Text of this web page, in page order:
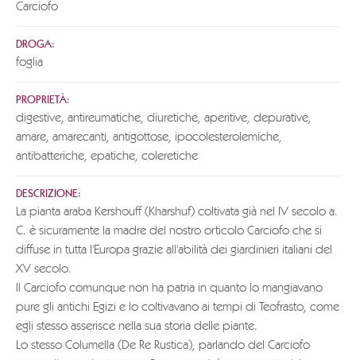
Carciofo
DROGA:
foglia
PROPRIETÀ:
digestive, antireumatiche, diuretiche, aperitive, depurative,
amare, amarecanti, antigottose, ipocolesterolemiche,
antibatteriche, epatiche, coleretiche
DESCRIZIONE:
La pianta araba Kershouff (Kharshuf) coltivata già nel IV secolo a.
C. è sicuramente la madre del nostro orticolo Carciofo che si
diffuse in tutta l'Europa grazie all'abilità dei giardinieri italiani del
XV secolo.
Il Carciofo comunque non ha patria in quanto lo mangiavano
pure gli antichi Egizi e lo coltivavano ai tempi di Teofrasto, come
egli stesso asserisce nella sua storia delle piante.
Lo stesso Columella (De Re Rustica), parlando del Carciofo